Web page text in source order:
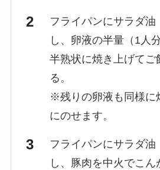
フライパンにサラダ油
し、卵液の半量（1人
半熟状に焼き上げてご
る。
※残りの卵液も同様に
にのせます。
フライパンにサラダ油
し、豚肉を中火でこ